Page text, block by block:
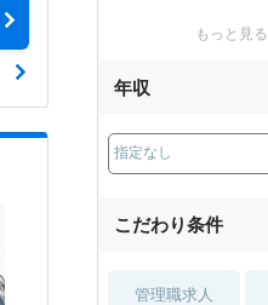
薬局・
もっと見る
年収
こだわり条件
管理職求人